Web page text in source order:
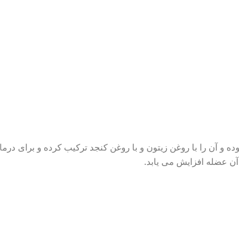
آن را با روغن زیتون و با روغن کنجد ترکیب کرده و برای
عضله افزایش می‌ یابد.